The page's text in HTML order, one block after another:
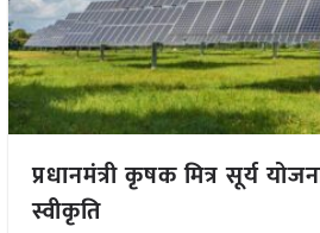
प्रधानमंत्री कृषक मित्र सूर्य
स्वीकृति